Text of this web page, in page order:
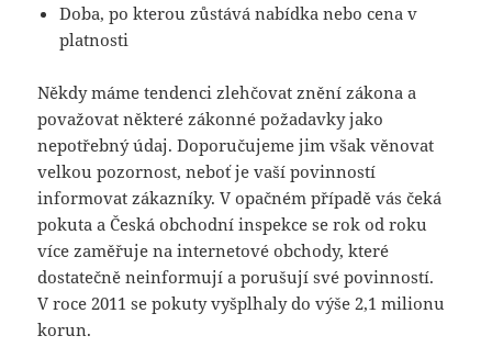
Doba, po kterou zůstává nabídka nebo cena v
platnosti
Někdy máme tendenci zlehčovat znění zákona a
považovat některé zákonné požadavky jako
nepotřebný údaj. Doporučujeme jim však věnovat
velkou pozornost, neboť je vaší povinností
informovat zákazníky. V opačném případě vás čeká
pokuta a Česká obchodní inspekce se rok od roku
více zaměřuje na internetové obchody, které
dostatečně neinformují a porušují své povinností.
V roce 2011 se pokuty vyšplhaly do výše 2,1 milionu
korun.